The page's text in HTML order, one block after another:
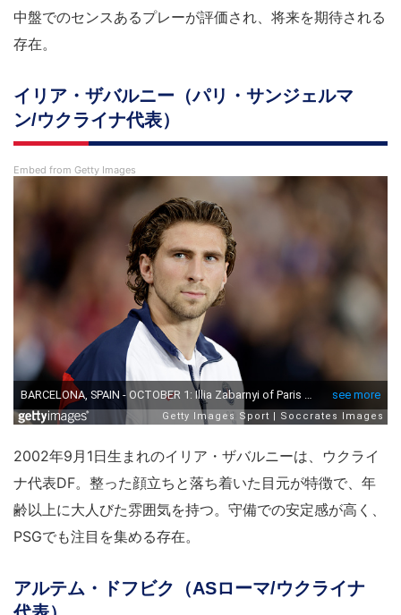
中盤でのセンスあるプレーが評価され、将来を期待される
存在。
イリア・ザバルニー（パリ・サンジェルマ
ン/ウクライナ代表）
Embed from Getty Images
2002年9月1日生まれのイリア・ザバルニーは、ウクライ
ナ代表DF。整った顔立ちと落ち着いた目元が特徴で、年
齢以上に大人びた雰囲気を持つ。守備での安定感が高く、
PSGでも注目を集める存在。
アルテム・ドフビク（ASローマ/ウクライナ